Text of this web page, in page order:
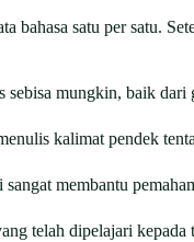
bahasa satu per satu.
sebisa mungkin, baik
kalimat pendek
membantu
telah dipelajari